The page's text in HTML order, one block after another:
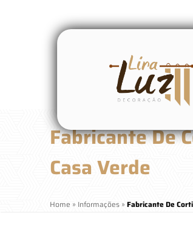
Fabricante De
Casa Verde
Home » Informações »Fabricante De